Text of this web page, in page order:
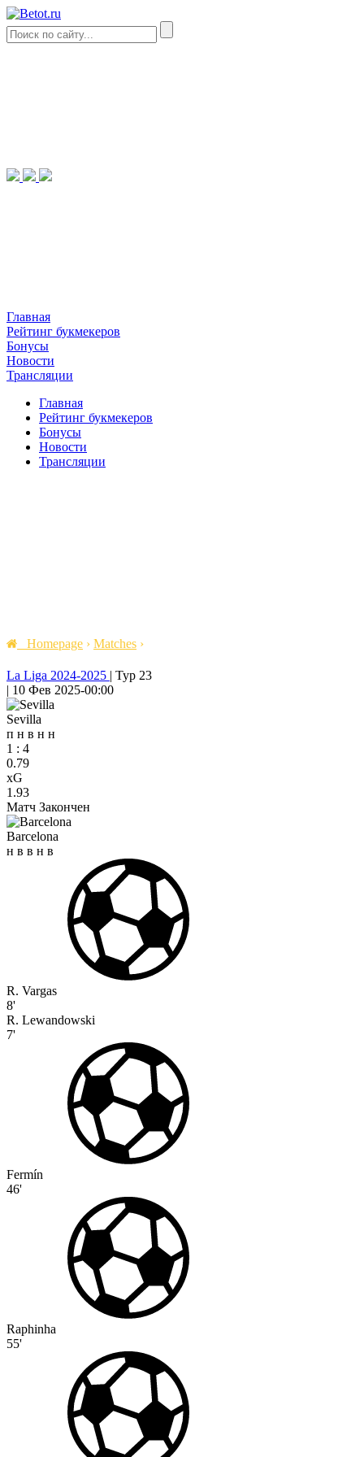
Главная
Рейтинг букмекеров
Бонусы
Новости
Трансляции
Главная
Рейтинг букмекеров
Бонусы
Новости
Трансляции
Homepage › Matches ›
La Liga 2024-2025 | Тур 23
| 10 Фев 2025-00:00
Sevilla
п н в н н
1 : 4
0.79
xG
1.93
Матч Закончен
Barcelona
н в в н в
R. Vargas
8'
R. Lewandowski
7'
Fermín
46'
Raphinha
55'